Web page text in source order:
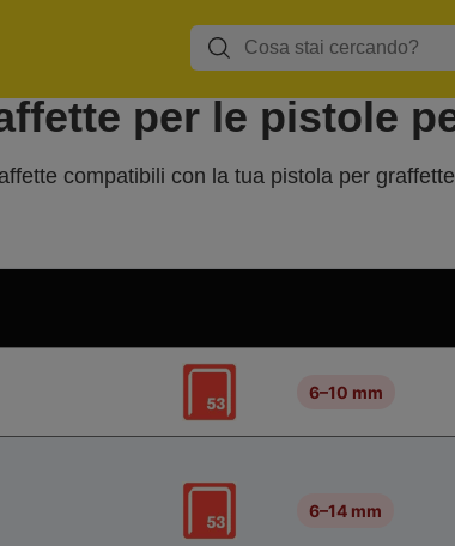
per le pistole
compatibili con la tua pistola per
6–10 mm
6–14 mm